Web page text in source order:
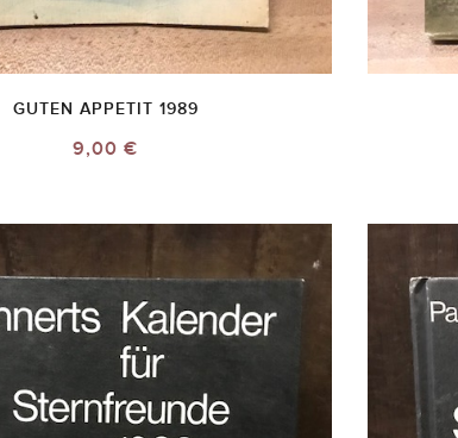
GUTEN APPETIT 1989
9,00 €